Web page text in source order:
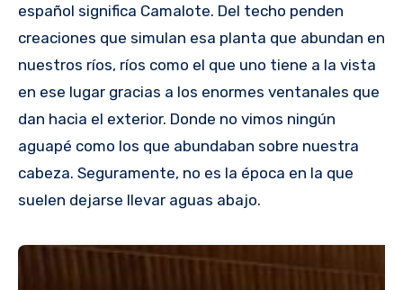
español significa Camalote. Del techo penden
creaciones que simulan esa planta que abundan en
nuestros ríos, ríos como el que uno tiene a la vista
en ese lugar gracias a los enormes ventanales que
dan hacia el exterior. Donde no vimos ningún
aguapé como los que abundaban sobre nuestra
cabeza. Seguramente, no es la época en la que
suelen dejarse llevar aguas abajo.